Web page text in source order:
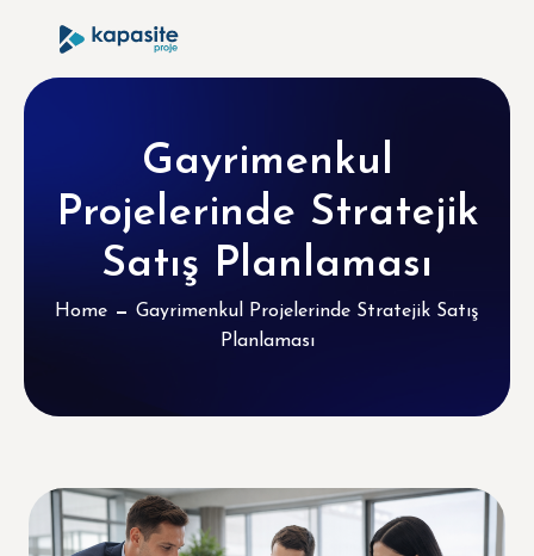
Gayrimenkul
Projelerinde Stratejik
Satış Planlaması
Home
Gayrimenkul Projelerinde Stratejik Satış
Planlaması